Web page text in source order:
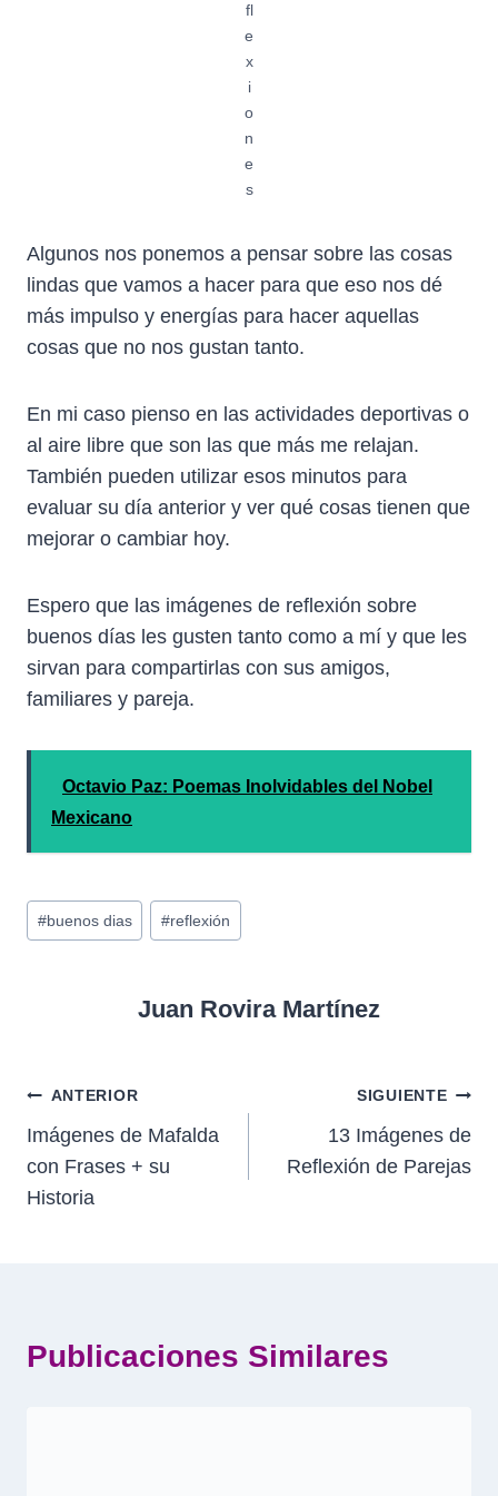
fl
e
x
i
o
n
e
s
Algunos nos ponemos a pensar sobre las cosas
lindas que vamos a hacer para que eso nos dé
más impulso y energías para hacer aquellas
cosas que no nos gustan tanto.
En mi caso pienso en las actividades deportivas o
al aire libre que son las que más me relajan.
También pueden utilizar esos minutos para
evaluar su día anterior y ver qué cosas tienen que
mejorar o cambiar hoy.
Espero que las imágenes de reflexión sobre
buenos días les gusten tanto como a mí y que les
sirvan para compartirlas con sus amigos,
familiares y pareja.
Octavio Paz: Poemas Inolvidables del Nobel
Mexicano
Etiquetas
de
#buenos dias #reflexión
Juan Rovira Martínez
Navegación
de
entradas
ANTERIOR
Imágenes de Mafalda
con Frases + su
Historia
SIGUIENTE
13 Imágenes de
Reflexión de Parejas
Publicaciones Similares